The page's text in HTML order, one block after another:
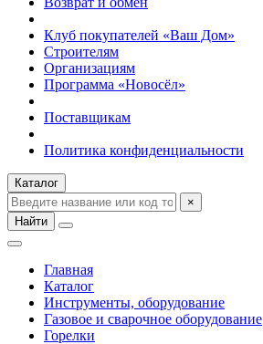
Клуб покупателей «Ваш Дом»
Строителям
Организациям
Программа «Новосёл»
Поставщикам
Политика конфиденциальности
Каталог
×
Найти
Главная
Каталог
Инструменты, оборудование
Газовое и сварочное оборудование
Горелки